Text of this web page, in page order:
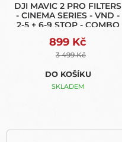
DJI MAVIC 2 PRO FILTERS
- CINEMA SERIES - VND -
2-5 + 6-9 STOP - COMBO
899 Kč
3 499 Kč
DO KOŠÍKU
SKLADEM